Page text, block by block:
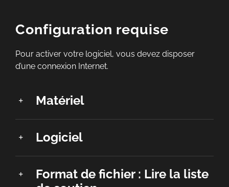
Configuration requise
Pour activer votre logiciel, vous devez disposer
d’une connexion Internet.
Matériel
Logiciel
Format de fichier : Lire la liste